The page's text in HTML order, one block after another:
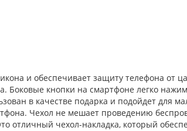
и обеспечивает защиту телефона от
кнопки на смартфоне легко
в качестве подарка и подойдет для
Чехол не мешает проведению
отличный чехол-накладка, который